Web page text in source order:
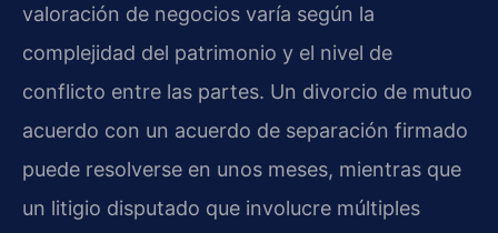
valoración de negocios varía según la
complejidad del patrimonio y el nivel de
conflicto entre las partes. Un divorcio de mutuo
acuerdo con un acuerdo de separación firmado
puede resolverse en unos meses, mientras que
un litigio disputado que involucre múltiples